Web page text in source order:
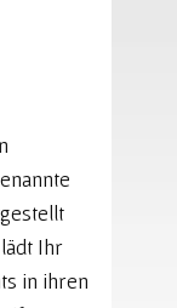
Ihr
in ihren